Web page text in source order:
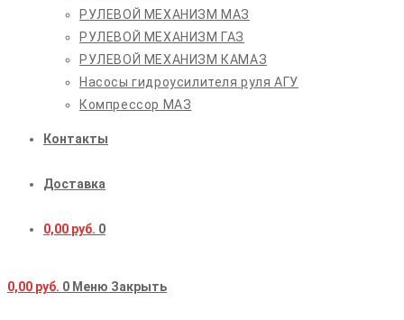
РУЛЕВОЙ МЕХАНИЗМ МАЗ
РУЛЕВОЙ МЕХАНИЗМ ГАЗ
РУЛЕВОЙ МЕХАНИЗМ КАМАЗ
Насосы гидроусилителя руля АГУ
Компрессор МАЗ
Контакты
Доставка
0,00 руб. 0
0,00 руб. 0 Меню Закрыть